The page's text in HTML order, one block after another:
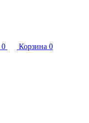
0 Корзина 0